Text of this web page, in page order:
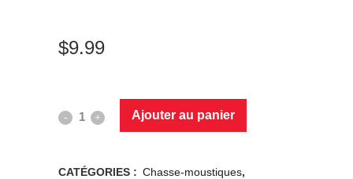
$9.99
Ajouter au panier
CATÉGORIES : Chasse-moustiques,